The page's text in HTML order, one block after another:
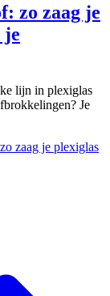
zo zaag je
je
lijn in plexiglas
Je
zaag je plexiglas